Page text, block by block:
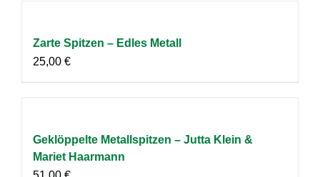
Zarte Spitzen – Edles Metall
25,00 €
Geklöppelte Metallspitzen – Jutta Klein &
Mariet Haarmann